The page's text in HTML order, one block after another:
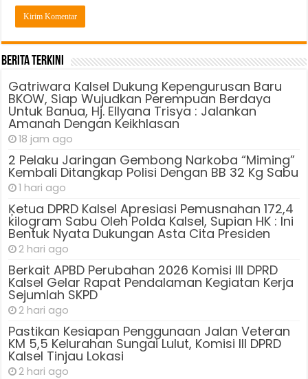
Berita Terkini
Gatriwara Kalsel Dukung Kepengurusan Baru
BKOW, Siap Wujudkan Perempuan Berdaya
Untuk Banua, Hj. Ellyana Trisya : Jalankan
Amanah Dengan Keikhlasan
18 jam ago
2 Pelaku Jaringan Gembong Narkoba “Miming”
Kembali Ditangkap Polisi Dengan BB 32 Kg Sabu
1 hari ago
Ķetua DPRD Kalsel Apresiasi Pemusnahan 172,4
kilogram Sabu Oleh Polda Kalsel, Supian HK : Ini
Bentuk Nyata Dukungan Asta Cita Presiden
2 hari ago
Berkait APBD Perubahan 2026 Komisi III DPRD
Kalsel Gelar Rapat Pendalaman Kegiatan Kerja
Sejumlah SKPD
2 hari ago
Pastikan Kesiapan Penggunaan Jalan Veteran
KM 5,5 Kelurahan Sungai Lulut, Komisi III DPRD
Kalsel Tinjau Lokasi
2 hari ago